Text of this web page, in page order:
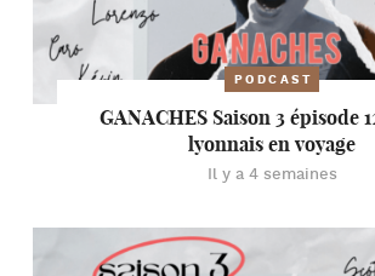
PODCAST
GANACHES Saison 3 épisode
lyonnais en voyage
Il y a 4 semaines